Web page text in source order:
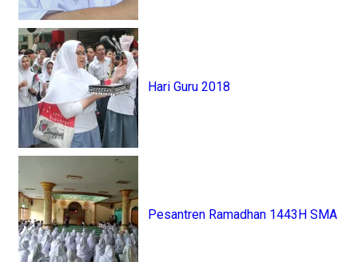
Hari Guru 2018
Pesantren Ramadhan 1443H SMA